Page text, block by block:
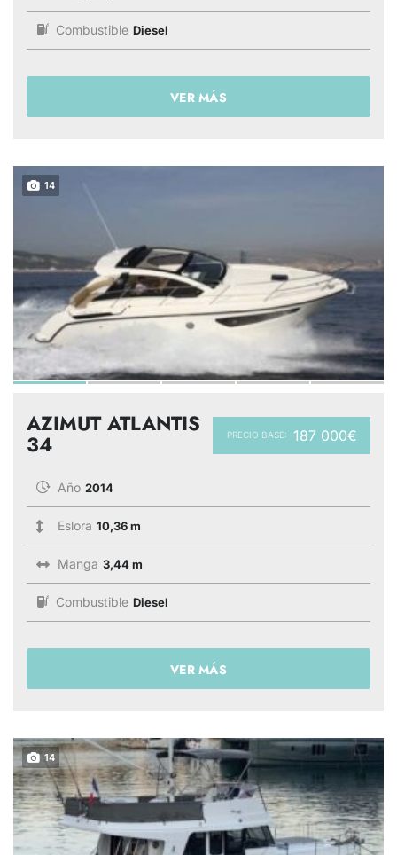
Combustible Diesel
VER MÁS
14
PRECIO BASE: 187 000€
AZIMUT ATLANTIS
34
Año 2014
Eslora 10,36 m
Manga 3,44 m
Combustible Diesel
VER MÁS
14